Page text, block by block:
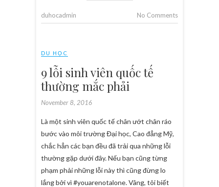
duhocadmin No Comments
DU HỌC
9 lỗi sinh viên quốc tế
thường mắc phải
November 8, 2016
Là một sinh viên quốc tế chân ướt chân ráo
bước vào môi trường Đại học, Cao đẳng Mỹ,
chắc hẳn các bạn đều đã trải qua những lỗi
thường gặp dưới đây. Nếu bạn cũng từng
phạm phải những lỗi này thì cũng đừng lo
lắng bởi vì #youarenotalone. Vâng, tôi biết